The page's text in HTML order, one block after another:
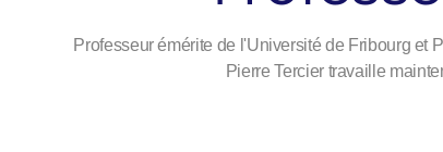
Professeur émérite de l'Université de Fribourg et
Pierre Tercier travaille